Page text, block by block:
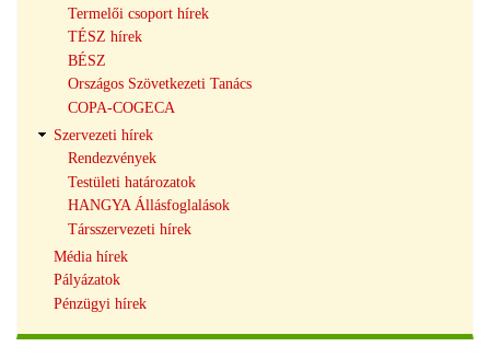
Termelői csoport hírek
TÉSZ hírek
BÉSZ
Országos Szövetkezeti Tanács
COPA-COGECA
Szervezeti hírek
Rendezvények
Testületi határozatok
HANGYA Állásfoglalások
Társszervezeti hírek
Média hírek
Pályázatok
Pénzügyi hírek